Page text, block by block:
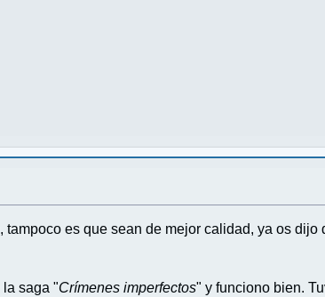
es que sean de mejor calidad, ya os
saga "Crímenes imperfectos" y funciono bien.